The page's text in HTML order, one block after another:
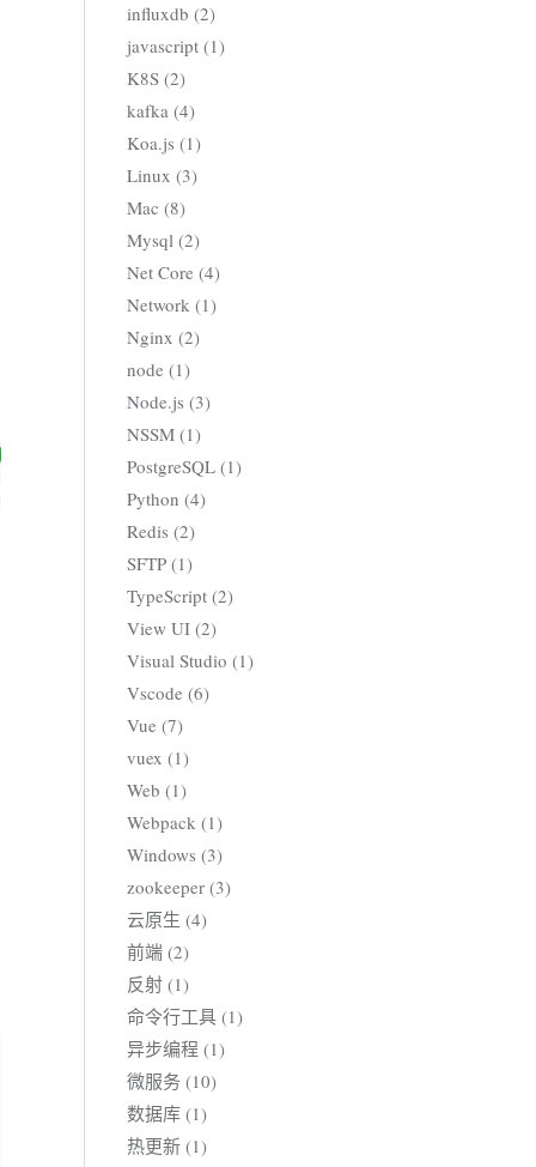
influxdb (2)
javascript (1)
K8S (2)
kafka (4)
Koa.js (1)
Linux (3)
Mac (8)
Mysql (2)
Net Core (4)
Network (1)
Nginx (2)
node (1)
Node.js (3)
NSSM (1)
PostgreSQL (1)
Python (4)
Redis (2)
SFTP (1)
TypeScript (2)
View UI (2)
Visual Studio (1)
Vscode (6)
Vue (7)
vuex (1)
Web (1)
Webpack (1)
Windows (3)
zookeeper (3)
云原生 (4)
前端 (2)
反射 (1)
命令行工具 (1)
异步编程 (1)
微服务 (10)
数据库 (1)
热更新 (1)